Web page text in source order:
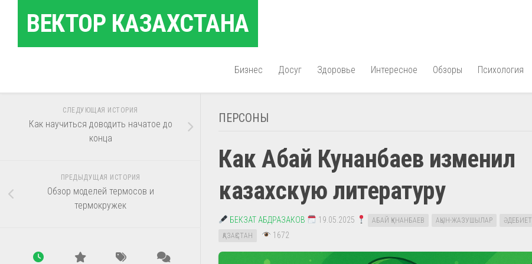
содержаниюВЕКТОР КАЗАХСТАНА
Бизнес Досуг Здоровье Интересное Обзоры Психология
ПЕРСОНЫ
Как Абай Кунанбаев изменил
казахскую литературу
БЕКЗАТ АБДРАЗАКОВ 19.05.2025 АБАЙ ҚҰНАНБАЕВ АҚЫН-ЖАЗУШЫЛАР
ӘДЕБИЕТ
ҚАЗАҚСТАН
1672
СЛЕДУЮЩАЯ ИСТОРИЯ
Как научиться доводить начатое до
конца
ПРЕДЫДУЩАЯ ИСТОРИЯ
Обзор моделей термосов и
термокружек